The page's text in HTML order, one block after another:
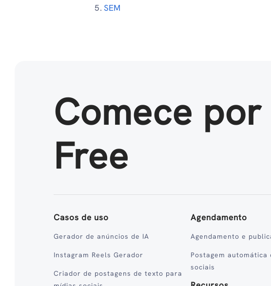
SEM
Comece por
Free
Casos de uso
Gerador de anúncios de IA
Instagram Reels Gerador
Criador de postagens de texto para
Agendamento
Agendamento e
Postagem automática
sociais